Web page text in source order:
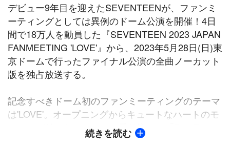
デビュー9年目を迎えたSEVENTEENが、ファンミ
ーティングとしては異例のドーム公演を開催！4日
間で18万人を動員した『SEVENTEEN 2023 JAPAN
FANMEETING 'LOVE'』から、2023年5月28日(日)東
京ドームで行ったファイナル公演の全曲ノーカット
版を独占放送する。
記念すべきドーム初のファンミーティングのテーマ
は'LOVE'。オープニングからキュートなハートのモ
チーフが付いたトロッコに乗り込み、「Run To
You(Japanese Ver.)」を歌い上げながら、愛情溢れ
続きを読む